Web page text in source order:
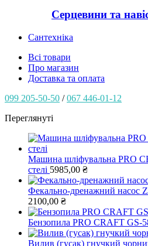
Серцевини та
Сантехніка
Всі товари
Про магазин
Доставка та оплата
099 205-50-50 /067 446-01-12
Переглянуті
Машина шліфувальна PRO
стелі 5985,00 ₴
Фекально-дренажний насос
2100,00 ₴
Бензопила PRO CRAFT GS-
Вилив (гусак) гнучкий